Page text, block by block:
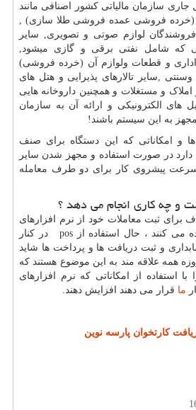
سازمان مالیاتی کشور اصنافی مانند
(خرده فروشی عمده فروشی طلا سازی) ,
لوازم صوتی و تصویری, سایر
که شامل نفتی برقی و گازی میشود,
و قطعات ولوازم آن (خرده فروشی)
,سایر تالارهای پذیرایی و هتل های
, سایر املاک و مستغلات و همچنین داروخانه هایی
های الکترونیکی و ارائه آن به سازمان
مجهز به این سیستم باشند!
و امکاناتی که این دستگاه برای صنف
در صورت استفاده و مجهز شدن سایر
سرعت پیشروی کار برای دو طرف معامله
و چه کاری انجام می دهد ؟
برای ثبت معاملات خود از نرم افزارهای
می کنند ، حال استفاده از posدر کنار
و ثبت دریافت ها و پرداخت ها شاید
همه علاقه مند به این موضوع هستند که
استفاده از امکاناتی که نرم افزارهای
ما قرار می دهند افزایش دهند.
کارتخوان پارسه نوین